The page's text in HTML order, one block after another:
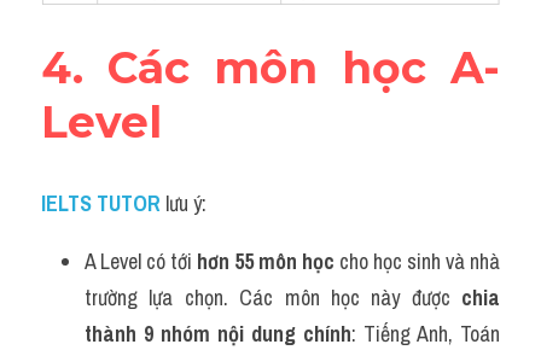
4. Các môn học A-
Level
IELTS TUTOR lưu ý:
A Level có tới hơn 55 môn học cho học sinh và nhà
trường lựa chọn. Các môn học này được chia
thành 9 nhóm nội dung chính: Tiếng Anh, Toán